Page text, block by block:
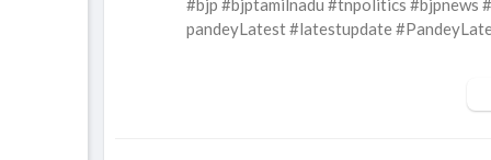
#bjp #bjptamilnadu #tnpolitics #bjpnews
pandeyLatest #latestupdate